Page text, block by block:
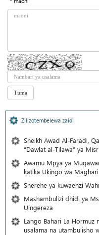
Zilizotembelewa zaidi
Sheikh Awad Al-Faradi,
“Dawlat al-Tilawa” ya
Awamu Mpya ya
katika Ukingo wa
Sherehe ya kuwaenzi
Mashambulizi dhidi ya
Uingereza
Lango Bahari La
usalama na utambulisho